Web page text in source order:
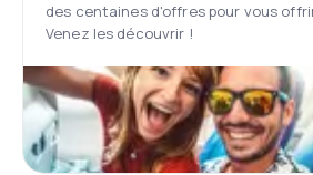
des centaines d'offres pour vous
Venez les découvrir !